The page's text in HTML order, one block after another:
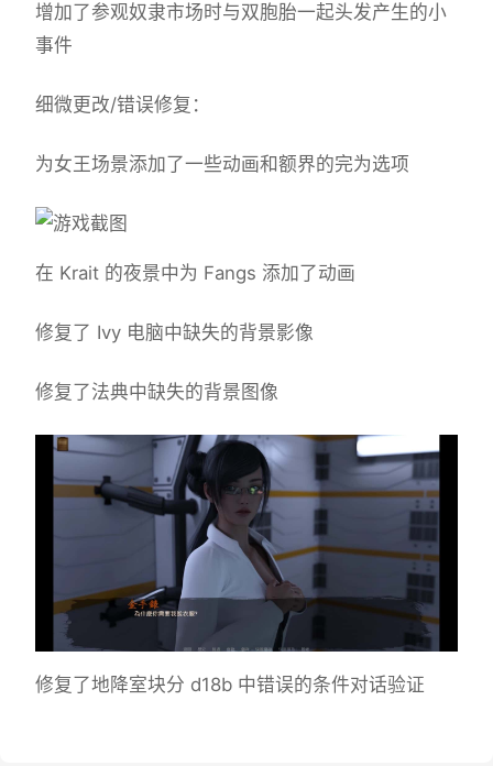
增加了参观奴隶市场时与双胞胎一起头发产生的小
事件
细微更改/错误修复：
为女王场景添加了一些动画和额界的完为选项
在 Krait 的夜景中为 Fangs 添加了动画
修复了 Ivy 电脑中缺失的背景影像
修复了法典中缺失的背景图像
修复了地降室块分 d18b 中错误的条件对话验证